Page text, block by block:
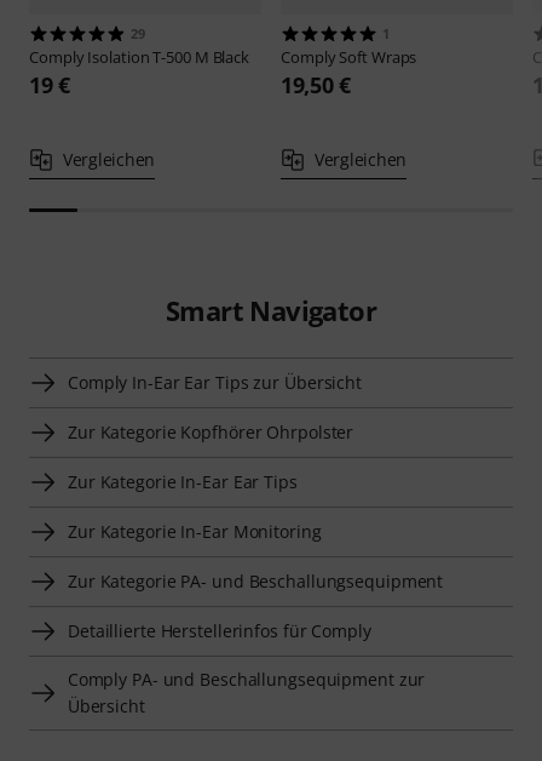
29
Comply Isolation T-500 M Black
19 €
Vergleichen
1
Comply Soft Wraps
19,50 €
Vergleichen
Smart Navigator
Comply In-Ear Ear Tips zur Übersicht
Zur Kategorie Kopfhörer Ohrpolster
Zur Kategorie In-Ear Ear Tips
Zur Kategorie In-Ear Monitoring
Zur Kategorie PA- und Beschallungsequipment
Detaillierte Herstellerinfos für Comply
Comply PA- und Beschallungsequipment zur
Übersicht